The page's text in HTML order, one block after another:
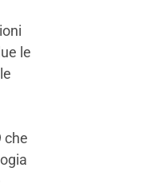
le
che